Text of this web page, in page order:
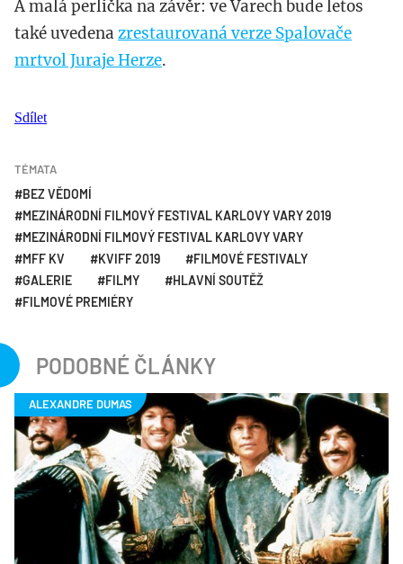
A malá perlička na závěr: ve Varech bude letos
také uvedena zrestaurovaná verze Spalovače
mrtvol Juraje Herze.
Sdílet
TÉMATA
BEZ VĚDOMÍ
MEZINÁRODNÍ FILMOVÝ FESTIVAL KARLOVY VARY 2019
MEZINÁRODNÍ FILMOVÝ FESTIVAL KARLOVY VARY
MFF KV
KVIFF 2019
FILMOVÉ FESTIVALY
GALERIE
FILMY
HLAVNÍ SOUTĚŽ
FILMOVÉ PREMIÉRY
PODOBNÉ ČLÁNKY